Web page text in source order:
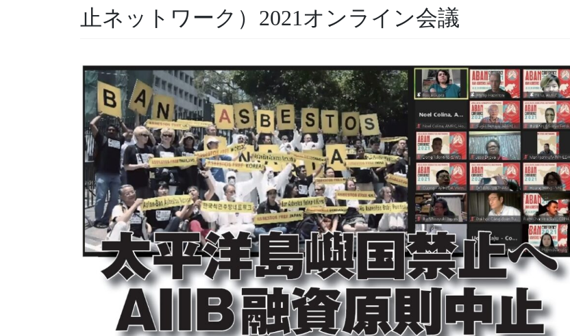
止ネットワーク）2021オンライン会議